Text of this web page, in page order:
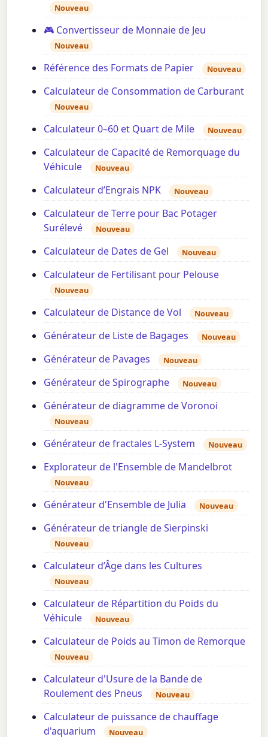
Nouveau
🎮 Convertisseur de Monnaie de Jeu
Nouveau
Référence des Formats de Papier Nouveau
Calculateur de Consommation de Carburant
Nouveau
Calculateur 0–60 et Quart de Mile Nouveau
Calculateur de Capacité de Remorquage du
Véhicule
Nouveau
Calculateur d’Engrais NPK Nouveau
Calculateur de Terre pour Bac Potager
Surélevé
Nouveau
Calculateur de Dates de Gel Nouveau
Calculateur de Fertilisant pour Pelouse
Nouveau
Calculateur de Distance de Vol Nouveau
Générateur de Liste de Bagages Nouveau
Générateur de Pavages Nouveau
Générateur de Spirographe Nouveau
Générateur de diagramme de Voronoi
Nouveau
Générateur de fractales L-System Nouveau
Explorateur de l'Ensemble de Mandelbrot
Nouveau
Générateur d'Ensemble de Julia Nouveau
Générateur de triangle de Sierpinski
Nouveau
Calculateur d’Âge dans les Cultures
Nouveau
Calculateur de Répartition du Poids du
Véhicule
Nouveau
Calculateur de Poids au Timon de Remorque
Nouveau
Calculateur d'Usure de la Bande de
Roulement des Pneus
Nouveau
Calculateur de puissance de chauffage
d'aquarium
Nouveau